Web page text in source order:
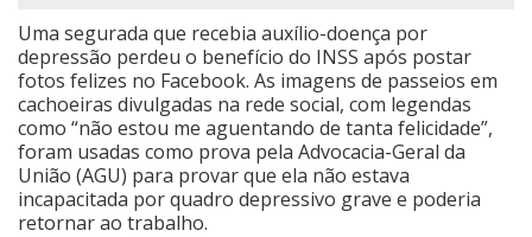
Anuncie
Cinema
Uma segurada que recebia auxílio-doença por
depressão perdeu o benefício do INSS após postar
fotos felizes no Facebook. As imagens de passeios em
cachoeiras divulgadas na rede social, com legendas
como “não estou me aguentando de tanta felicidade”,
foram usadas como prova pela Advocacia-Geral da
União (AGU) para provar que ela não estava
incapacitada por quadro depressivo grave e poderia
retornar ao trabalho.